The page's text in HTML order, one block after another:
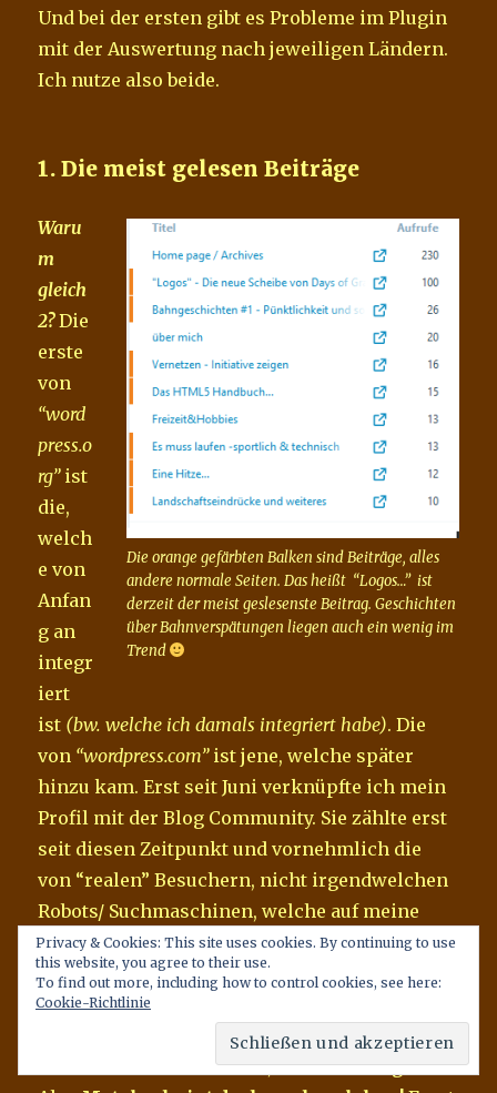
Und bei der ersten gibt es Probleme im Plugin
mit der Auswertung nach jeweiligen Ländern.
Ich nutze also beide.
1. Die meist gelesen Beiträge
Die orange gefärbten Balken sind Beiträge, alles
andere normale Seiten. Das heißt “Logos…” ist
derzeit der meist geslesenste Beitrag. Geschichten
über Bahnverspätungen liegen auch ein wenig im
Trend
Waru
m
gleich
2?Die
erste
von
“word
press.o
rg”ist
die,
welch
e von
Anfan
g an
integr
iert
ist (bw. welche ich damals integriert habe). Die
von “wordpress.com”ist jene, welche später
hinzu kam. Erst seit Juni verknüpfte ich mein
Profil mit der Blog Community. Sie zählte erst
seit diesen Zeitpunkt und vornehmlich die
von “realen” Besuchern, nicht irgendwelchen
Robots/ Suchmaschinen, welche auf meine
Seite zugreifen. Daher die große Abweichung.
Die “Menschen”, welche darauf zugriffen,
schleuderte meinen “Day of Grace” Beitrag
gleich auf den 2. Platz! Sie zählt immerhin
noch 100 reale Menschen, die darauf zugriffen.
Privacy & Cookies: This site uses cookies. By continuing to use
this website, you agree to their use.
To find out more, including how to control cookies, see here:
Cookie-Richtlinie